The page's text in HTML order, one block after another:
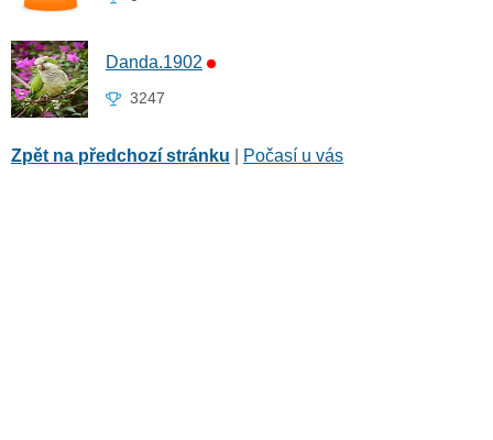
Danda.1902
3247
Zpět na předchozí stránku Počasí u vás